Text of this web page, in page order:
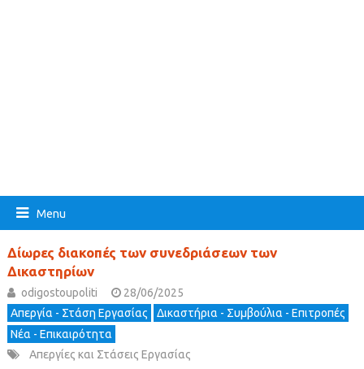
Menu
Δίωρες διακοπές των συνεδριάσεων των
Δικαστηρίων
odigostoupoliti
28/06/2025
Απεργία - Στάση Εργασίας
Δικαστήρια - Συμβούλια - Επιτροπές
Νέα - Επικαιρότητα
Απεργίες και Στάσεις Εργασίας